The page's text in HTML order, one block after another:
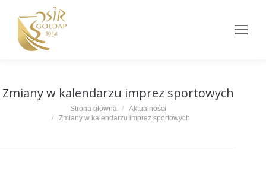
Zmiany w kalendarzu imprez sportowych
Strona główna
Aktualności
Zmiany w kalendarzu imprez sportowych